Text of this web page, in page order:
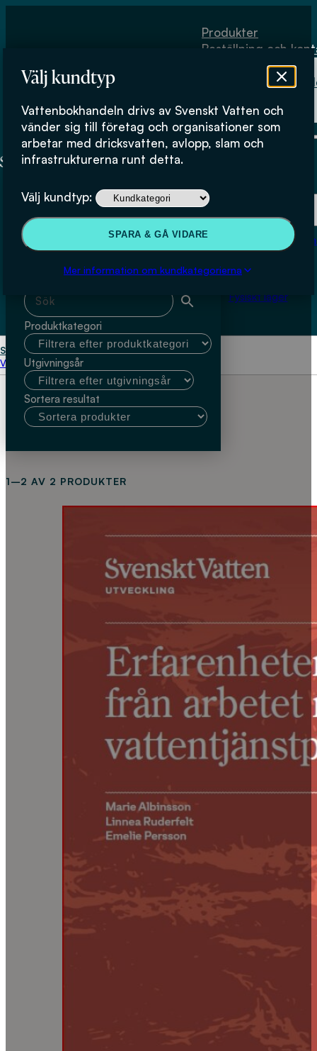
Välj kundtyp
Vattenbokhandeln drivs av Svenskt Vatten och
vänder sig till företag och organisationer som
arbetar med dricksvatten, avlopp, slam och
infrastrukturerna runt detta.
Välj kundtyp:
SPARA & GÅ VIDARE
Mer information om kundkategorierna
Produkter
Beställning och
Fysiskt lager
Beställning och kontakt
Om
Köpvillkor
Fysiskt lager
Start Marie Albinsson
Välj kundtyp
Marie Albinsson
Sök & filtrera
Sök med fritext
Produktkategori
Utgivningsår
Sortera resultat
1–2 AV 2 PRODUKTER